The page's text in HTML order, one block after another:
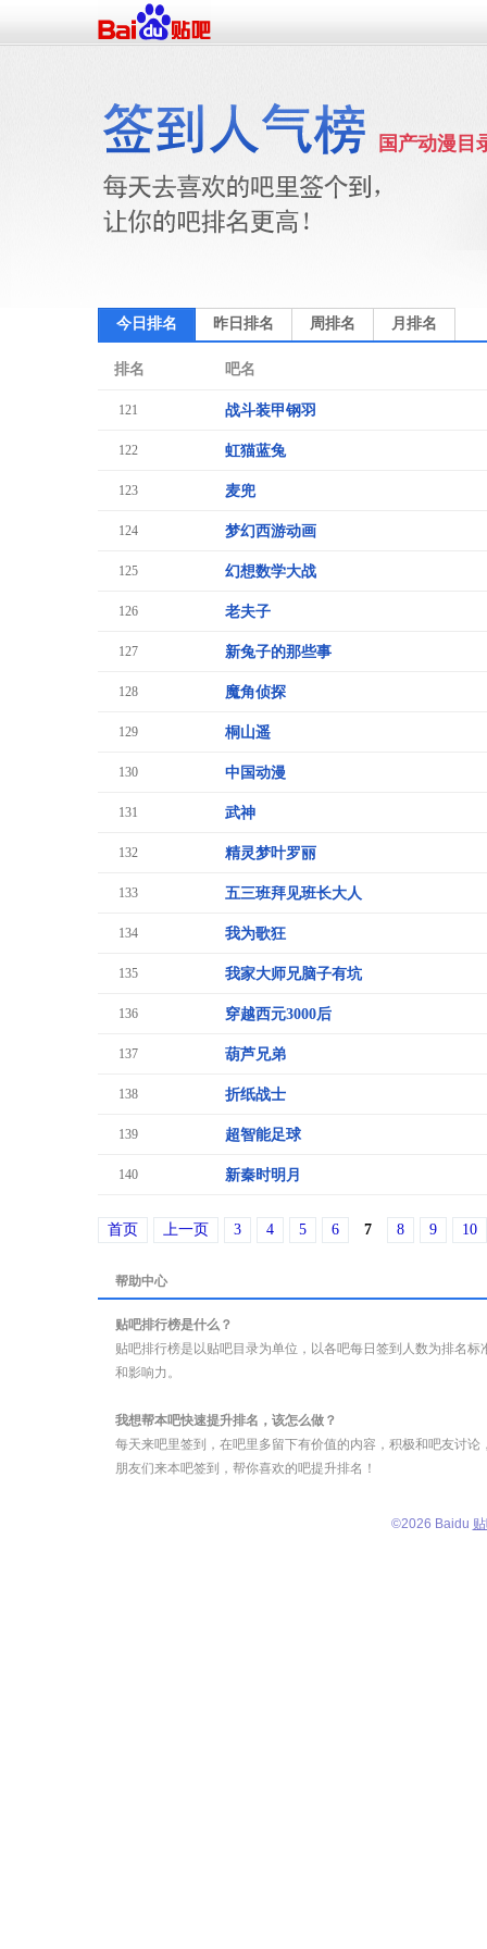
国产动漫目
今日排名 昨日排名 周排名 月排名
排名 吧名
121 战斗装甲钢羽
122 虹猫蓝兔
123 麦兜
124 梦幻西游动画
125 幻想数学大战
126 老夫子
127 新兔子的那些事
128 魔角侦探
129 桐山遥
130 中国动漫
131 武神
132 精灵梦叶罗丽
133 五三班拜见班长大人
134 我为歌狂
135 我家大师兄脑子有坑
136 穿越西元3000后
137 葫芦兄弟
138 折纸战士
139 超智能足球
140 新秦时明月
首页 上一页 3 4 5 6 7 8 9 10
帮助中心
贴吧排行榜是什么？
贴吧排行榜是以贴吧目录为单位，以各吧每日签到人数为排名
和影响力。
我想帮本吧快速提升排名，该怎么做？
每天来吧里签到，在吧里多留下有价值的内容，积极和吧友讨
朋友们来本吧签到，帮你喜欢的吧提升排名！
©2026 Baidu